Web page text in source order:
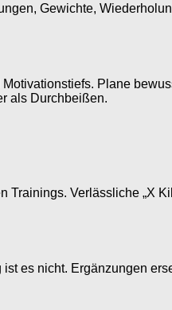
Gewichte,
Plane
als Durchbeißen.
Trainings. Verlässliche „X
es nicht. Ergänzungen